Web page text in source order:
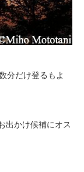
分だけ登るもよ
出かけ候補にオス